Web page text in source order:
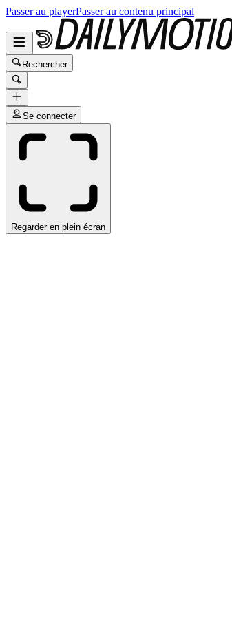
Passer au playerPasser au contenu principal
Rechercher
Se connecter
Regarder en plein écran